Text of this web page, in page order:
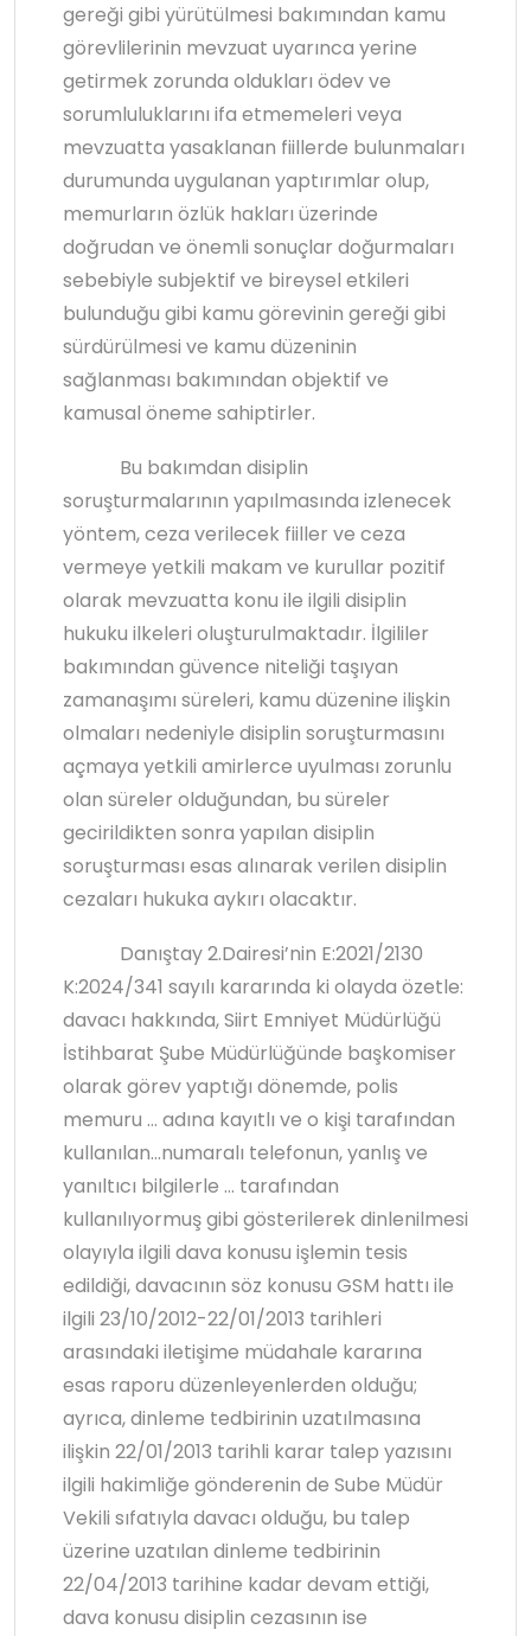
gereği gibi yürütülmesi bakımından kamu
görevlilerinin mevzuat uyarınca yerine
getirmek zorunda oldukları ödev ve
sorumluluklarını ifa etmemeleri veya
mevzuatta yasaklanan fiillerde bulunmaları
durumunda uygulanan yaptırımlar olup,
memurların özlük hakları üzerinde
doğrudan ve önemli sonuçlar doğurmaları
sebebiyle subjektif ve bireysel etkileri
bulunduğu gibi kamu görevinin gereği gibi
sürdürülmesi ve kamu düzeninin
sağlanması bakımından objektif ve
kamusal öneme sahiptirler.
Bu bakımdan disiplin
soruşturmalarının yapılmasında izlenecek
yöntem, ceza verilecek fiiller ve ceza
vermeye yetkili makam ve kurullar pozitif
olarak mevzuatta konu ile ilgili disiplin
hukuku ilkeleri oluşturulmaktadır. İlgililer
bakımından güvence niteliği taşıyan
zamanaşımı süreleri, kamu düzenine ilişkin
olmaları nedeniyle disiplin soruşturmasını
açmaya yetkili amirlerce uyulması zorunlu
olan süreler olduğundan, bu süreler
gecirildikten sonra yapılan disiplin
soruşturması esas alınarak verilen disiplin
cezaları hukuka aykırı olacaktır.
Danıştay 2.Dairesi’nin E:2021/2130
K:2024/341 sayılı kararında ki olayda özetle:
davacı hakkında, Siirt Emniyet Müdürlüğü
İstihbarat Şube Müdürlüğünde başkomiser
olarak görev yaptığı dönemde, polis
memuru … adına kayıtlı ve o kişi tarafından
kullanılan…numaralı telefonun, yanlış ve
yanıltıcı bilgilerle … tarafından
kullanılıyormuş gibi gösterilerek dinlenilmesi
olayıyla ilgili dava konusu işlemin tesis
edildiği, davacının söz konusu GSM hattı ile
ilgili 23/10/2012-22/01/2013 tarihleri
arasındaki iletişime müdahale kararına
esas raporu düzenleyenlerden olduğu;
ayrıca, dinleme tedbirinin uzatılmasına
ilişkin 22/01/2013 tarihli karar talep yazısını
ilgili hakimliğe gönderenin de Sube Müdür
Vekili sıfatıyla davacı olduğu, bu talep
üzerine uzatılan dinleme tedbirinin
22/04/2013 tarihine kadar devam ettiği,
dava konusu disiplin cezasının ise